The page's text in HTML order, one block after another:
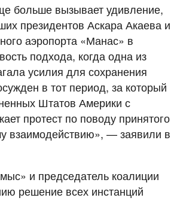
больше вызывает удивление,
президентов Аскара Акаева и
аэропорта «Манас» в
подхода, когда одна из
усилия для сохранения
в тот период, за который
Штатов Америки с
протест по поводу принятого
взаимодействию», — заявили в
и председатель коалиции
решение всех инстанций